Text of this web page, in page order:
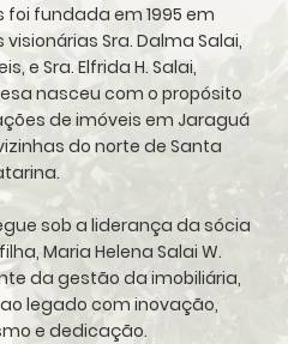
foi fundada em 1995 em
Sra. Dalma Salai,
e Sra. Elfrida H. Salai,
nasceu com o propósito
de imóveis em Jaraguá
do norte de Santa
sob a liderança da sócia
Maria Helena Salai W.
da gestão da imobiliária,
legado com inovação,
e dedicação.